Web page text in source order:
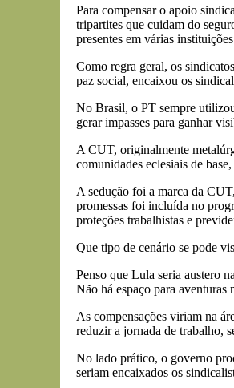
Para compensar o apoio
tripartites que cuidam do
presentes em várias
Como regra geral, os
paz social, encaixou os
No Brasil, o PT sempre
gerar impasses para ganhar
A CUT, originalmente
comunidades eclesiais de
A sedução foi a marca da
promessas foi incluída no
proteções trabalhistas e
Que tipo de cenário se pode
Penso que Lula seria austero
Não há espaço para aventuras
As compensações viriam na
reduzir a jornada de trabalho,
No lado prático, o governo
seriam encaixados os